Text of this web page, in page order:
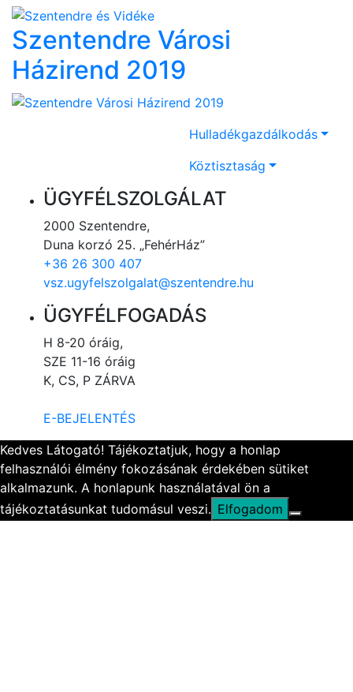
Szentendre Városi
Házirend 2019
Hulladékgazdálkodás
Köztisztaság
ÜGYFÉLSZOLGÁLAT
2000 Szentendre,
Duna korzó 25. „FehérHáz”
+36 26 300 407
vsz.ugyfelszolgalat@szentendre.hu
ÜGYFÉLFOGADÁS
H 8-20 óráig,
SZE 11-16 óráig
K, CS, P ZÁRVA
E-BEJELENTÉS
Kedves Látogató! Tájékoztatjuk, hogy a honlap
felhasználói élmény fokozásának érdekében sütiket
alkalmazunk. A honlapunk használatával ön a
tájékoztatásunkat tudomásul veszi. Elfogadom